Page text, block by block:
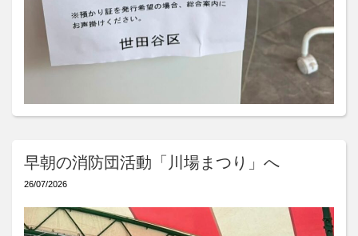
早朝の消防団活動「川場まつり」へ
26/07/2026